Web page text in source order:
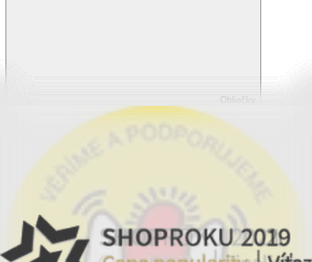
Obliečky
Zobraziť všetko
Všetko z Obliečky